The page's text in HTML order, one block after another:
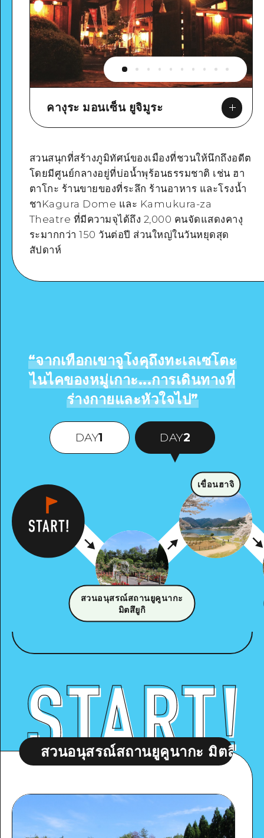
คางุระ มอนเซ็น ยูจิมูระ
Google Maps
สวนสนุกที่สร้างภูมิทัศน์ของเมืองที่ชวนให้นึกถึงอดีต
โดยมีศูนย์กลางอยู่ที่บ่อน้ำพุร้อนธรรมชาติ เช่น ฮา
ตาโกะ ร้านขายของที่ระลึก ร้านอาหาร และโรงน้ำ
ชาKagura Dome และ Kamukura-za
Theatre ที่มีความจุได้ถึง 2,000 คนจัดแสดงคางุ
ระมากกว่า 150 วันต่อปี ส่วนใหญ่ในวันหยุดสุด
สัปดาห์
“จากเทือกเขาจูโงคุถึงทะเลเซโตะ
ไนไคของหมู่เกาะ...การเดินทางที่
ร่างกายและหัวใจไป”
DAY1 DAY2
สวนอนุสรณ์สถานยูคูนากะ
มิตสึยูกิ
เขื่อนฮาจิ
นอนุสรณ์สถานยูคูนากะ มิตสึยูกิ